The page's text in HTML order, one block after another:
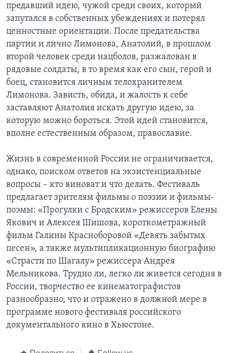
предавший идею, чужой среди своих, который
запутался в собственных убеждениях и потерял
ценностные ориентации. После предательства
партии и лично Лимонова, Анатолий, в прошлом
второй человек среди нацболов, разжалован в
рядовые солдаты, в то время как его сын, герой и
боец, становится личным телохранителем
Лимонова. Зависть, обида, и жалость к себе
заставляют Анатолия искать другую идею, за
которую можно бороться. Этой идей становится,
вполне естественным образом, православие.
Жизнь в современной России не ограничивается,
однако, поиском ответов на экзистенциальные
вопросы – кто виноват и что делать. Фестиваль
предлагает зрителям фильмы о поэзии и фильмы-
поэмы: «Прогулки с Бродским» режиссеров Елены
Якович и Алексея Шишова, короткометражный
фильм Галины Красноборовой «Девять забытых
песен», а также мультипликационную биографию
«Страсти по Шагалу» режиссера Андрея
Мельникова. Трудно ли, легко ли живется сегодня в
России, творчество ее кинематографистов
разнообразно, что и отражено в должной мере в
программе нового фестиваля российского
документального кино в Хьюстоне.